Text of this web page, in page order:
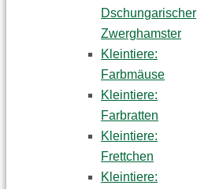
Dschungarischer
Zwerghamster
Kleintiere:
Farbmäuse
Kleintiere:
Farbratten
Kleintiere:
Frettchen
Kleintiere: